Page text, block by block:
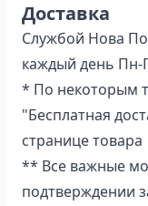
Доставка
Службой Нова
каждый день Пн-
* По некоторым
"Бесплатная
странице товара
** Все важные
подтверждении